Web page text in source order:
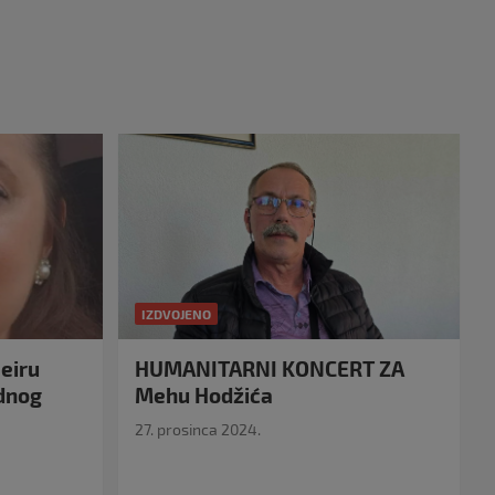
IZDVOJENO
HUMANITARNI KONCERT ZA
Mehu Hodžića
27. prosinca 2024.